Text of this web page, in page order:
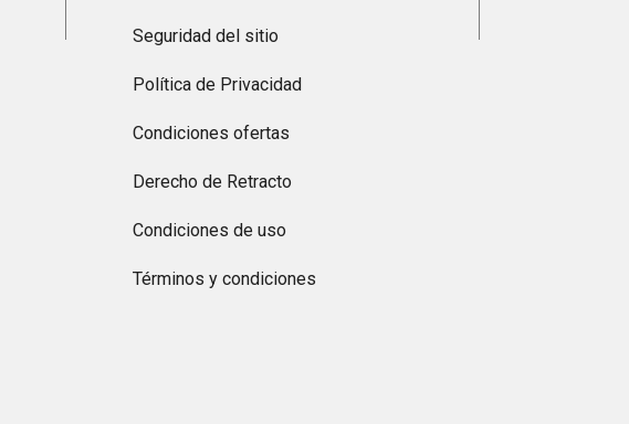
Seguridad del sitio
Política de Privacidad
Condiciones ofertas
Derecho de Retracto
Condiciones de uso
Términos y condiciones